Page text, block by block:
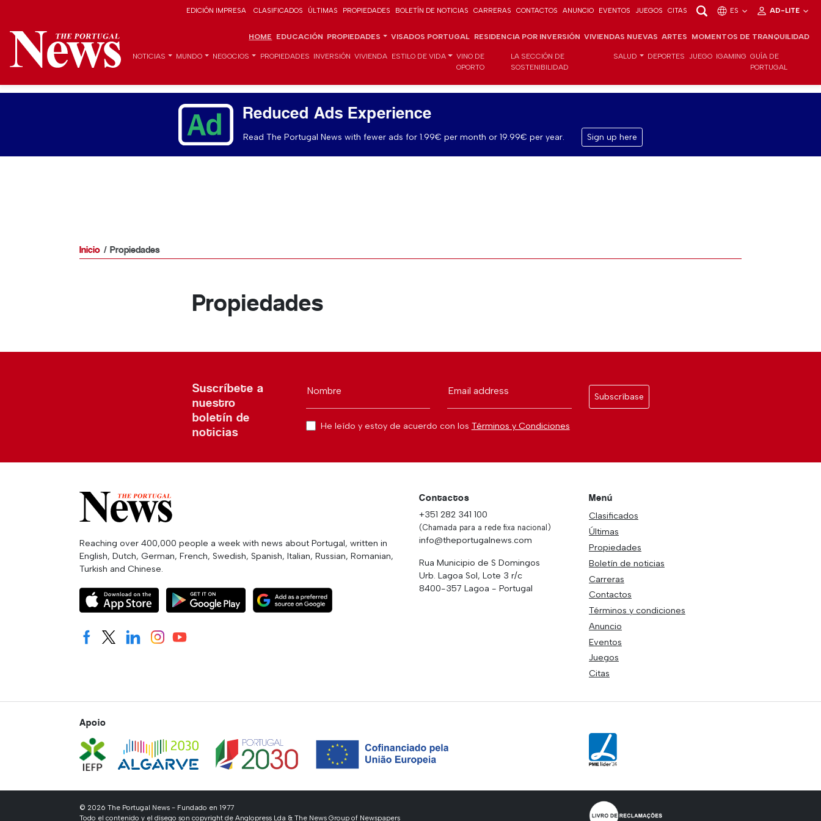
EDICIÓN IMPRESA CLASIFICADOS ÚLTIMAS PROPIEDADES BOLETÍN DE NOTICIAS CARRERAS CONTACTOS ANUNCIO EVENTOS JUEGOS CITAS ES AD-LITE
HOME EDUCACIÓN PROPIEDADES VISADOS PORTUGAL RESIDENCIA POR INVERSIÓN VIVIENDAS NUEVAS ARTES MOMENTOS DE TRANQUILIDAD
NOTICIAS MUNDO NEGOCIOS PROPIEDADES INVERSIÓN VIVIENDA ESTILO DE VIDA
VINO DE
OPORTO
LA SECCIÓN DE
SOSTENIBILIDAD
SALUD DEPORTES JUEGO IGAMING GUÍA DE
PORTUGAL
Reduced Ads Experience
Read The Portugal News with fewer ads for 1.99€ per month or 19.99€ per year. Sign up here
Inicio Propiedades
Propiedades
Suscríbete a
nuestro
boletín de
noticias
Nombre Email address
Subscríbase
He leído y estoy de acuerdo con los Términos y Condiciones
Reaching over 400,000 people a week with news about Portugal, written in
English, Dutch, German, French, Swedish, Spanish, Italian, Russian, Romanian,
Turkish and Chinese.
Contactos
+351 282 341 100
(Chamada para a rede fixa nacional)
info@theportugalnews.com
Rua Municipio de S Domingos
Urb. Lagoa Sol, Lote 3 r/c
8400-357 Lagoa - Portugal
Menú
Clasificados
Últimas
Propiedades
Boletín de noticias
Carreras
Contactos
Términos y condiciones
Anuncio
Eventos
Juegos
Citas
Apoio
© 2026 The Portugal News - Fundado en 1977
Todo el contenido y el diseqo son copyright de Anglopress Lda & The News Group of Newspapers